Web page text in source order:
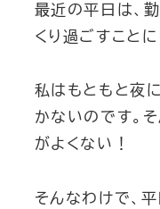
最近の平日は、
くり過ごすことに
私はもともと夜
かないのです。
がよくない！
そんなわけで、